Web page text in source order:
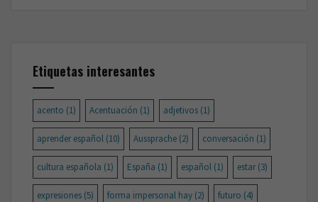
Etiquetas interesantes
acento (1) Acentuación (1) adjetivos (1)
aprender español (10) Aussprache (2) conversación (1)
cultura española (1) España (1) español (1) estar(3)
expresiones (5) forma impersonal hay (2) futuro (4)